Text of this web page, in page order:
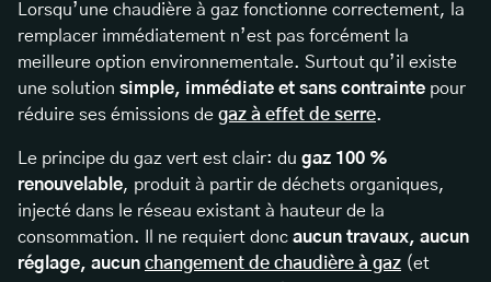
Lorsqu’une chaudière à gaz fonctionne correctement, la
remplacer immédiatement n’est pas forcément la
meilleure option environnementale. Surtout qu’il existe
une solution simple, immédiate et sans contrainte pour
réduire ses émissions de gaz à effet de serre.
Le principe du gaz vert est clair: du gaz 100 %
renouvelable, produit à partir de déchets organiques,
injecté dans le réseau existant à hauteur de la
consommation. Il ne requiert donc aucun travaux, aucun
réglage, aucun changement de chaudière à gaz (et